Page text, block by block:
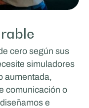
cero según sus
simuladores
aumentada,
comunicación o
e